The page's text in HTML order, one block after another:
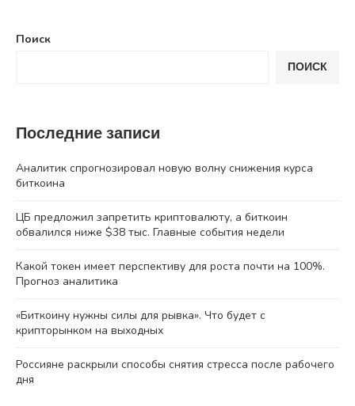
Поиск
ПОИСК
Последние записи
Аналитик спрогнозировал новую волну снижения курса
биткоина
ЦБ предложил запретить криптовалюту, а биткоин
обвалился ниже $38 тыс. Главные события недели
Какой токен имеет перспективу для роста почти на 100%.
Прогноз аналитика
«Биткоину нужны силы для рывка». Что будет с
крипторынком на выходных
Россияне раскрыли способы снятия стресса после рабочего
дня